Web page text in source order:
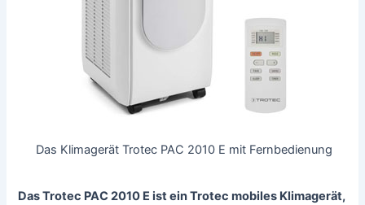
Das Klimagerät Trotec PAC 2010 E mit Fernbedienung
Das Trotec PAC 2010 E ist ein Trotec mobiles Klimagerät,